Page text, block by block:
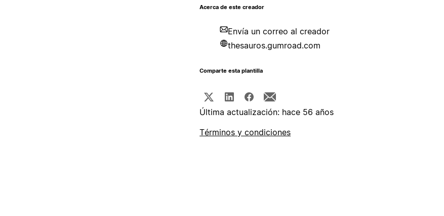
Acerca de este creador
Envía un correo al creador
thesauros.gumroad.com
Comparte esta plantilla
Última actualización: hace 56 años
Términos y condiciones